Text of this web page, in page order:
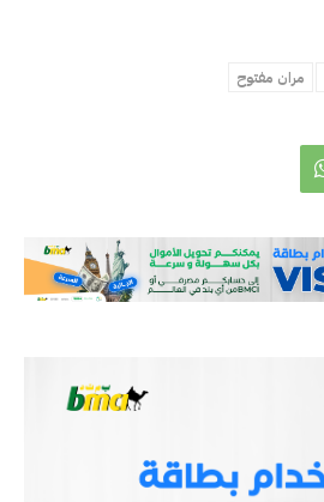
مران مفتوح